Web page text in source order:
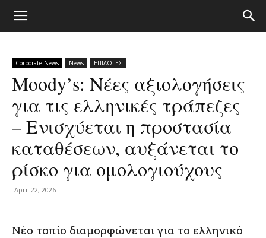
Corporate News News ΕΠΙΛΟΓΕΣ
Moody’s: Νέες αξιολογήσεις
για τις ελληνικές τράπεζες
– Ενισχύεται η προστασία
καταθέσεων, αυξάνεται το
ρίσκο για ομολογιούχους
April 22, 2026
Νέο τοπίο διαμορφώνεται για το ελληνικό